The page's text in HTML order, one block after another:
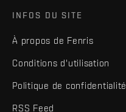
INFOS DU SITE
À propos de Fenris
Conditions d'utilisation
Politique de confidentialité
RSS Feed